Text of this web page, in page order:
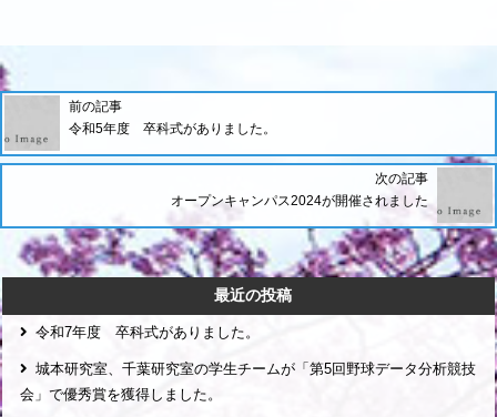
前の記事
令和5年度 卒科式がありました。
次の記事
オープンキャンパス2024が開催されました
最近の投稿
令和7年度 卒科式がありました。
城本研究室、千葉研究室の学生チームが「第5回野球データ分析競技
会」で優秀賞を獲得しました。